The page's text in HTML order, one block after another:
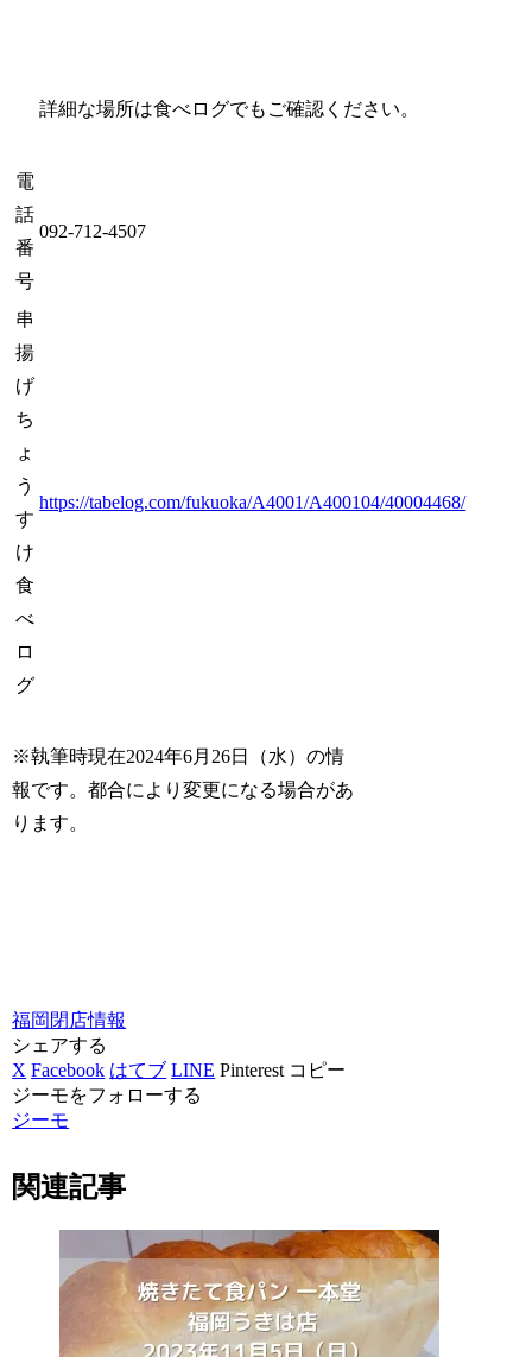
詳細な場所は食べログでもご確認ください。
電
話
番
号
092-712-4507
串
揚
げ
ち
ょ
う
す
け
食
べ
ロ
グ
https://tabelog.com/fukuoka/A4001/A400104/40004468/
※執筆時現在2024年6月26日（水）の情
報です。都合により変更になる場合があ
ります。
福岡 閉店情報
シェアする
X Facebook はてブ LINE Pinterest コピー
ジーモをフォローする
ジーモ
関連記事